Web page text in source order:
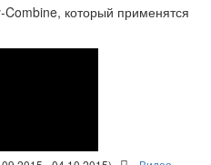
который применятся